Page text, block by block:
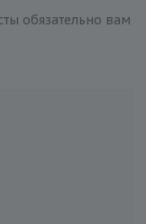
обязательно вам